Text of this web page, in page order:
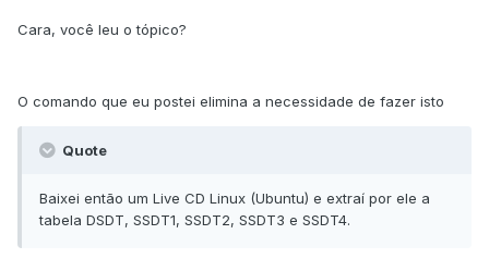
Cara, você leu o tópico?
O comando que eu postei elimina a necessidade de fazer isto
Quote
Baixei então um Live CD Linux (Ubuntu) e extraí por ele a
tabela DSDT, SSDT1, SSDT2, SSDT3 e SSDT4.